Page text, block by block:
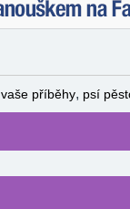
vaše příběhy, psí